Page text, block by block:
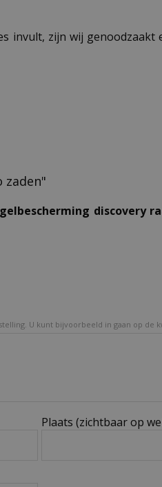
invult, zijn wij
zaden"
discovery
U kunt bijvoorbeeld in gaan op de
Plaats (zichtbaar op